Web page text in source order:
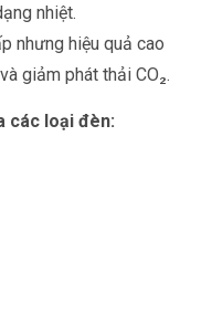
nhiệt.
nhưng hiệu quả cao
giảm phát thải CO₂.
các loại đèn: